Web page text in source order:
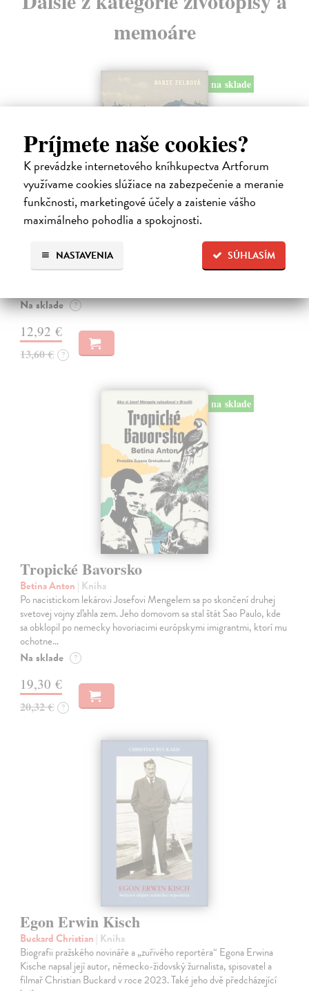
Príjmete naše cookies?
K prevádzke internetového kníhkupectva Artforum
využívame cookies slúžiace na zabezpečenie a meranie
funkčnosti, marketingové účely a zaistenie vášho
maximálneho pohodlia a spokojnosti.
SÚHLASÍM
NASTAVENIA
memoáre
na sklade
Zelbová Marie| Kniha
Nikdy jsme nebyli úplně standardní žižkovská rodina. Vítejte v
Na sklade ?
12,92 €
13,60 € ?
na sklade
Tropické Bavorsko
Betina Anton | Kniha
Po nacistickom lekárovi Josefovi Mengelem sa po skončení druhej
svetovej vojny zľahla zem. Jeho domovom sa stal štát Sao Paulo, kde
sa obklopil po nemecky hovoriacimi európskymi imigrantmi, ktorí mu
ochotne…
Na sklade ?
19,30 €
20,32 € ?
Egon Erwin Kisch
Buckard Christian | Kniha
Biografii pražského novináře a „zuřivého reportéra“ Egona Erwina
Kische napsal její autor, německo-židovský žurnalista, spisovatel a
filmař Christian Buckard v roce 2023. Také jeho dvě předcházející